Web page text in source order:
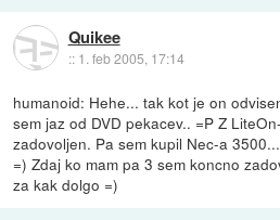
Quikee
:: 1. feb 2005, 17:14
humanoid: Hehe... tak kot je on
sem jaz od DVD pekacev.. =P Z
zadovoljen. Pa sem kupil Nec-a
=) Zdaj ko mam pa 3 sem koncno
za kak dolgo =)